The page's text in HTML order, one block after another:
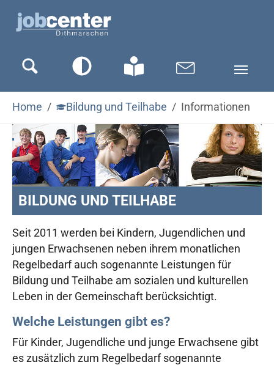
Home Bildung und Teilhabe Informationen
BILDUNG UND TEILHABE
Seit 2011 werden bei Kindern, Jugendlichen und
jungen Erwachsenen neben ihrem monatlichen
Regelbedarf auch sogenannte Leistungen für
Bildung und Teilhabe am sozialen und kulturellen
Leben in der Gemeinschaft berücksichtigt.
Welche Leistungen gibt es?
Für Kinder, Jugendliche und junge Erwachsene gibt
es zusätzlich zum Regelbedarf sogenannte